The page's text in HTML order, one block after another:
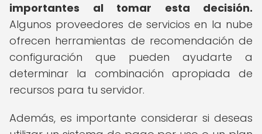
importantes al tomar esta decisión.
Algunos proveedores de servicios en la nube
ofrecen herramientas de recomendación de
configuración que pueden ayudarte a
determinar la combinación apropiada de
recursos para tu servidor.
Además, es importante considerar si deseas